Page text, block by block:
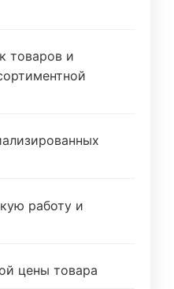
товаров и
работу и
цены товара